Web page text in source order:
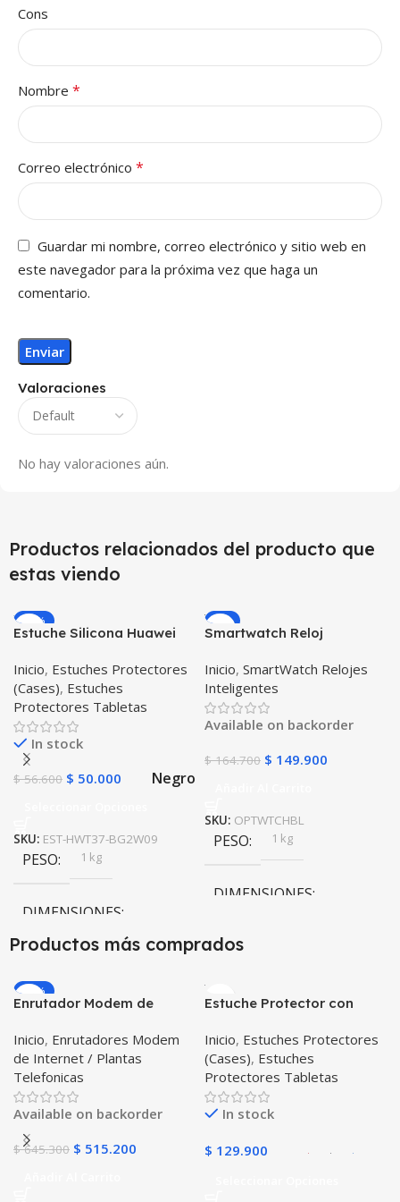
Valoraciones
No hay valoraciones aún.
Cons
Nombre *
Correo electrónico *
Guardar mi nombre, correo electrónico y sitio web en
este navegador para la próxima vez que haga un
comentario.
Productos relacionados del producto que
estas viendo
-12%
Estuche Silicona Huawei
Inicio, Estuches Protectores
(Cases), Estuches
Protectores Tabletas
In stock
$56.600 $ 50.000 Negro
SKU: EST-HWT37-BG2W09
PESO 1 kg
DIMENSIONES
COLOR Negro
-9%
Smartwatch Reloj
WATCH BLACK™ (PK W34
Iwo 10 12) Compatible
Android y iPhone
Inicio, SmartWatch Relojes
Inteligentes
Available on backorder
$164.700 $ 149.900
SKU: OPTWTCHBL
PESO 1 kg
DIMENSIONES
20 × 20 × 20 cm
Productos más comprados
-20%
Enrutador Modem de
Libre Todo Operador 4G
LTE SIMCARD
Inicio, Enrutadores Modem
de Internet / Plantas
Telefonicas
Available on backorder
$645.300 $ 515.200
Estuche Protector con
Tablet Samsung Galaxy
Tab A8 10.5 2021 – 2022
SM-x200 SM-x205 Anti
golpes con soporte
Inicio, Estuches Protectores
(Cases), Estuches
Protectores Tabletas
In stock
$ 129.900